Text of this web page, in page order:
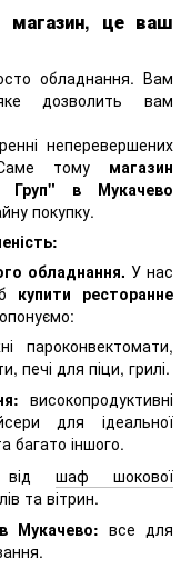
це ваш
обладнання. Вам
дозволить вам
неперевершених
тому магазин
Груп" в Мукачево
покупку.
обладнання. У нас
купити ресторанне
пароконвектомати,
печі для піци, грилі.
високопродуктивні
для ідеальної
багато іншого.
шаф шокової
та вітрин.
Мукачево: все для